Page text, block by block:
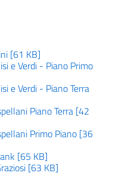
[61 KB]
e Verdi - Piano Primo
e Verdi - Piano Terra
Piano Terra [42
Primo Piano [36
[65 KB]
[63 KB]